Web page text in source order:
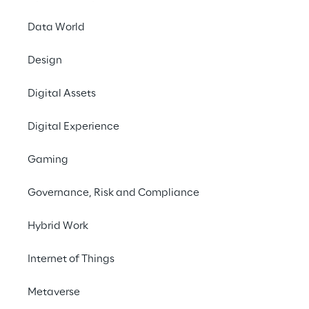
Data World
Design
Digital Assets
Digital Experience
Gaming
Governance, Risk and Compliance
Hybrid Work
Internet of Things
Metaverse